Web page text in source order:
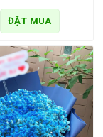
ĐẶT MUA